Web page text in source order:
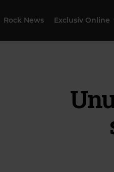
Rock News Exclusiv Online